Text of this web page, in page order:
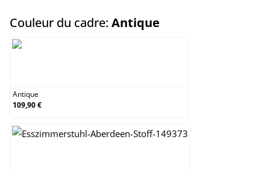
Couleur du cadre: Antique
Antique
109,90 €